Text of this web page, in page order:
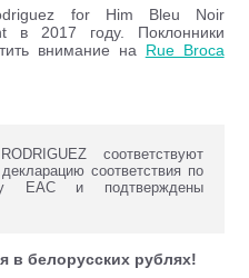
for Him Bleu Noir
в 2017 году. Поклонники
внимание на Rue Broca
соответствуют
соответствия по
ЕАС и подтверждены
в белорусских рублях!